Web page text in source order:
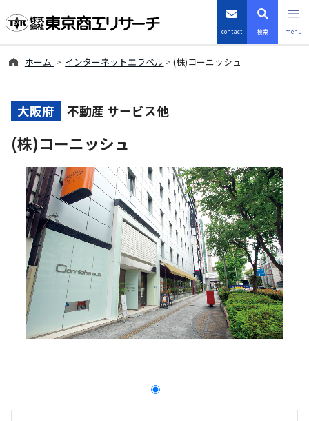
contact 検索 menu
TSRデータインサイト
TSR-PLUS
優良企業サイト
会社案内
商品・サービス
導入事例
採用情報
ホーム インターネットエラベル (株)コーニッシュ
大阪府 不動産 サービス他
(株)コーニッシュ